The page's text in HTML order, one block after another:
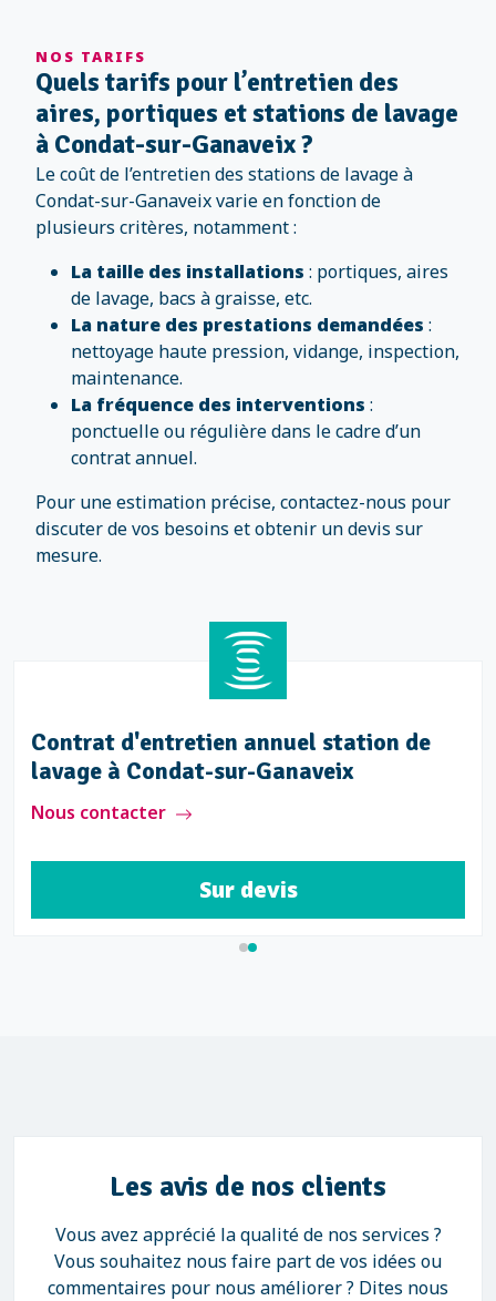
NOS TARIFS
Quels tarifs pour l’entretien des
aires, portiques et stations de lavage
à Condat-sur-Ganaveix ?
Le coût de l’entretien des stations de lavage à
Condat-sur-Ganaveix varie en fonction de
plusieurs critères, notamment :
La taille des installations : portiques, aires
de lavage, bacs à graisse, etc.
La nature des prestations demandées :
nettoyage haute pression, vidange, inspection,
maintenance.
La fréquence des interventions :
ponctuelle ou régulière dans le cadre d’un
contrat annuel.
Pour une estimation précise, contactez-nous pour
discuter de vos besoins et obtenir un devis sur
mesure.
Contrat d'entretien annuel station de
lavage à Condat-sur-Ganaveix
Nous contacter
Sur devis
Les avis de nos clients
Vous avez apprécié la qualité de nos services ?
Vous souhaitez nous faire part de vos idées ou
commentaires pour nous améliorer ? Dites nous